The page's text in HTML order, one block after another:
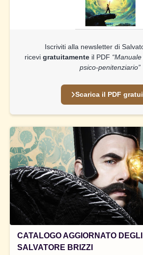
Iscriviti alla newsletter di
ricevi gratuitamente il PDF
psico-penitenziario”
Scarica il PDF
CATALOGO AGGIORNATO
SALVATORE BRIZZI